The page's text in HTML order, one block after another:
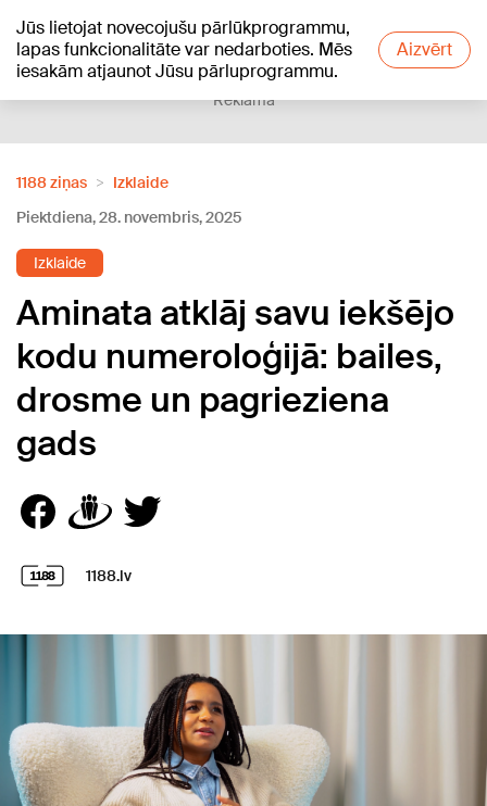
Jūs lietojat novecojušu pārlūkprogrammu,
lapas funkcionalitāte var nedarboties. Mēs
iesakām atjaunot Jūsu pārluprogrammu.
Aizvērt
+27°C
Reklāma
1188 ziņas
Izklaide
Piektdiena, 28. novembris, 2025
Izklaide
Aminata atklāj savu iekšējo
kodu numeroloģijā: bailes,
drosme un pagrieziena
gads
1188.lv